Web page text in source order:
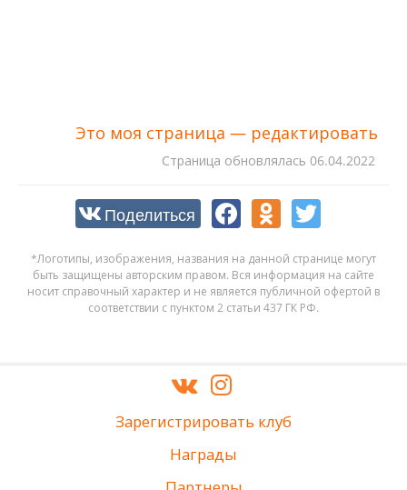
Это моя страница — редактировать
Cтраница обновлялась 06.04.2022
Поделиться
*Логотипы, изображения, названия на данной странице могут
быть защищены авторским правом. Вся информация на сайте
носит справочный характер и не является публичной офертой в
соответствии с пунктом 2 статьи 437 ГК РФ.
Зарегистрировать клуб
Награды